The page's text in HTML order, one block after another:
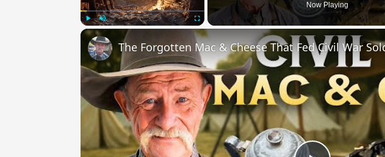
Play
Now Playing
The Forgotten Mac & Cheese That Fed Civil War